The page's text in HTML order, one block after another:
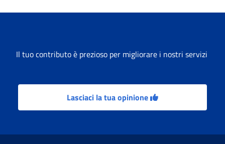
Il tuo contributo è prezioso per migliorare i nostri servizi
Lasciaci la tua opinione